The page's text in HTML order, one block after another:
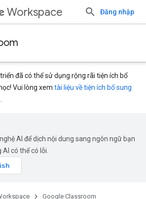
Workspace Đăng nhập
đã có thể sử dụng rộng rãi tiện ích bổ
Vui lòng xem tài liệu về tiện ích bổ sung
AI để dịch nội dung sang ngôn ngữ bạn
có thể có lỗi.
Google Classroom